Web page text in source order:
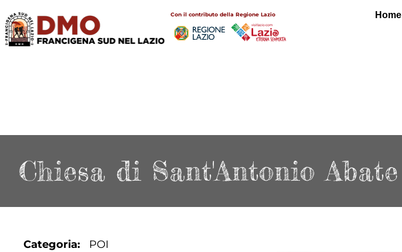
Salta
al
contenuto
Con il contributo della Regione Lazio
Main
navigation
Home
Chiesa di Sant'Antonio Abate
Categoria POI